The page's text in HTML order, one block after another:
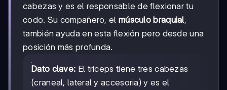
cabezas y es el responsable de flexionar tu
codo. Su compañero, el músculo braquial,
también ayuda en esta flexión pero desde una
posición más profunda.
Dato clave: El tríceps tiene tres cabezas
(craneal, lateral y accesoria) y es el